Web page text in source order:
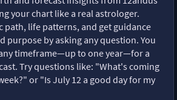
your chart like a real astrologer.
path, life patterns, and get guidance
purpose by asking any question. You
timeframe—up to one year—for a
Try questions like: "What's coming
or "Is July 12 a good day for my